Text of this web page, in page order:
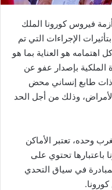
فيروس كورونا الملك
الإجراءات التي تم
اهتمامه هو العناية بما هو
الملكية بإصدار عفو عن
ذات طابع إنساني محض
وذلك من أجل الحد
وحده، تعتبر الأماكن
باعتبارها تحتوي على
في سياق التحدي